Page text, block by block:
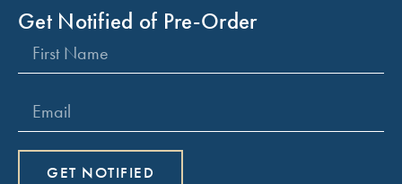
Get Notified of Pre-Order
GET NOTIFIED